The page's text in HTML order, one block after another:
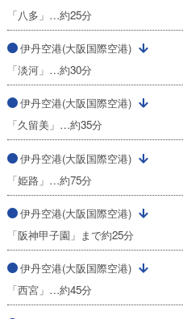
「八多」…約25分
伊丹空港(大阪国際空港)
「淡河」…約30分
伊丹空港(大阪国際空港)
「久留美」…約35分
伊丹空港(大阪国際空港)
「姫路」…約75分
伊丹空港(大阪国際空港)
「阪神甲子園」まで約25分
伊丹空港(大阪国際空港)
「西宮」…約45分